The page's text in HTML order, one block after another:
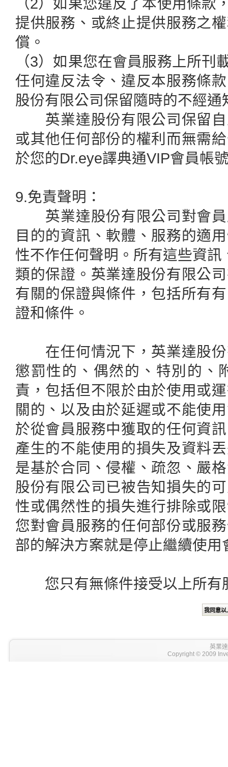
（2）如果您違反了本使用條
提供服務、或終止提供服務之
償。
（3）如果您在會員服務上所
任何違反法令、違反本服務條
股份有限公司保留隨時的不經
英業達股份有限公司保留自
或其他任何部份的權利而無需
於您的Dr.eye譯典通VIP會員帳
9.免責聲明：
英業達股份有限公司對會員
目的的資訊、軟體、服務的適
性不作任何聲明。所有這些資
類的保證。英業達股份有限公
有關的保證與條件，包括所有
證和條件。
在任何情況下，英業達股份
懲罰性的、偶然的、特別的、
責，包括但不限於由於使用或
關的、以及由於延遲或不能使
於從會員服務中獲取的任何資
產生的不能使用的損失及資料
是基於合同、侵權、疏忽、嚴
股份有限公司已被告知損失的
性或偶然性的損失進行排除或
您對會員服務的任何部份或服
部的解決方案就是停止繼續使用
您只有無條件接受以上所有
英業
Copyright © 2009